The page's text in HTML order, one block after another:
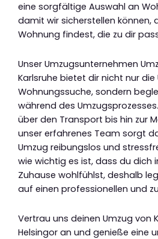
eine sorgfältige Auswahl an
damit wir sicherstellen können,
Wohnung findest, die zu dir
Unser Umzugsunternehmen
Karlsruhe bietet dir nicht nur
Wohnungssuche, sondern
während des
über den Transport bis hin zur
unser erfahrenes Team sorgt
Umzug reibungslos und
wie wichtig es ist, dass du dich
Zuhause wohlfühlst, deshalb
auf einen professionellen und
Vertrau uns deinen Umzug von
Helsingor an und genieße eine